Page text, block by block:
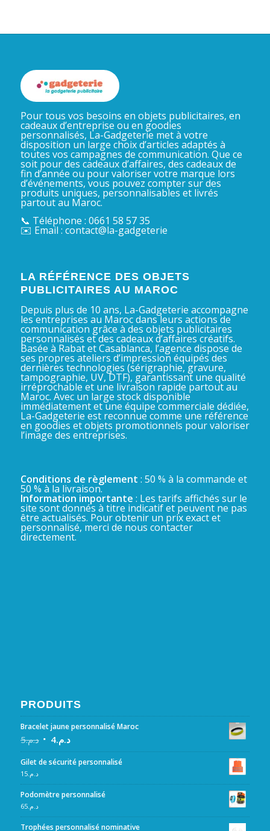
Pour tous vos besoins en objets publicitaires, en
cadeaux d’entreprise ou en goodies
personnalisés, La-Gadgeterie met à votre
disposition un large choix d’articles adaptés à
toutes vos campagnes de communication. Que ce
soit pour des cadeaux d’affaires, des cadeaux de
fin d’année ou pour valoriser votre marque lors
d’événements, vous pouvez compter sur des
produits uniques, personnalisables et livrés
partout au Maroc.
📞 Téléphone : 0661 58 57 35
✉️ Email : contact@la-gadgeterie
LA RÉFÉRENCE DES OBJETS
PUBLICITAIRES AU MAROC
Depuis plus de 10 ans, La-Gadgeterie accompagne
les entreprises au Maroc dans leurs actions de
communication grâce à des objets publicitaires
personnalisés et des cadeaux d’affaires créatifs.
Basée à Rabat et Casablanca, l’agence dispose de
ses propres ateliers d’impression équipés des
dernières technologies (sérigraphie, gravure,
tampographie, UV, DTF), garantissant une qualité
irréprochable et une livraison rapide partout au
Maroc. Avec un large stock disponible
immédiatement et une équipe commerciale dédiée,
La-Gadgeterie est reconnue comme une référence
en goodies et objets promotionnels pour valoriser
l’image des entreprises.
Conditions de règlement : 50 % à la commande et
50 % à la livraison.
Information importante : Les tarifs affichés sur le
site sont donnés à titre indicatif et peuvent ne pas
être actualisés. Pour obtenir un prix exact et
personnalisé, merci de nous contacter
directement.
PRODUITS
Bracelet jaune personnalisé Maroc
د.م.5 د.م.4
Gilet de sécurité personnalisé
د.م.15
Podomètre personnalisé
د.م.65
Trophées personnalisé nominative